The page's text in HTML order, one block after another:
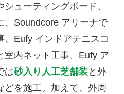
ューティングボード、
、Soundcore アリーナで
、Eufy インドアテニスコ
室内ネット工事、Eufy ア
は砂入り人工芝舗装と外
どを施工。加えて、外周